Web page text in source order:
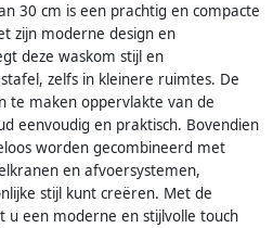
30 cm is een prachtig en compacte
zijn moderne design en
deze waskom stijl en
zelfs in kleinere ruimtes. De
te maken oppervlakte van de
eenvoudig en praktisch. Bovendien
worden gecombineerd met
en afvoersystemen,
stijl kunt creëren. Met de
u een moderne en stijlvolle touch